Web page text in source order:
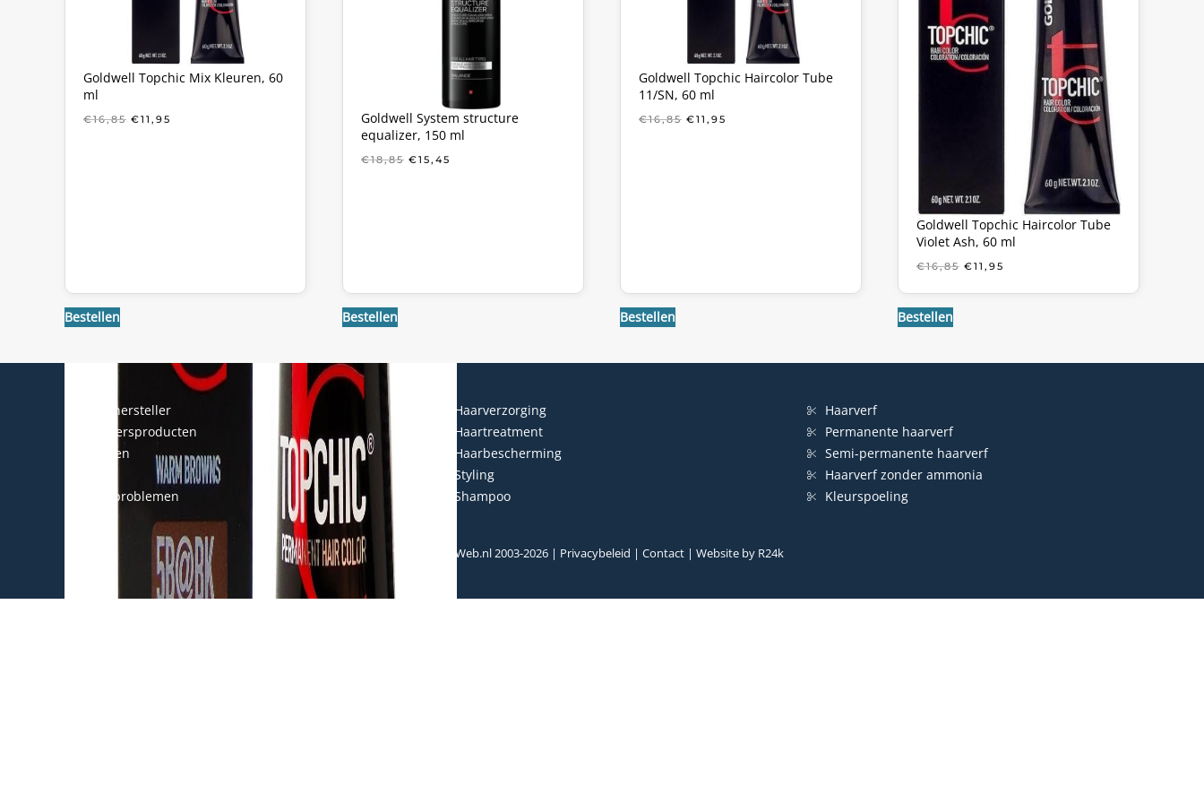
Goldwell Topchic Mix Kleuren, 60
ml
€16,85 OORSPRONKELIJKE
€11,95
Bestellen
Goldwell System structure
equalizer, 150 ml
€18,85 OORSPRONKELIJKE
€15,45
Bestellen
Goldwell Topchic Haircolor Tube
11/SN, 60 ml
€16,85 OORSPRONKELIJKE
€11,95
Bestellen
Goldwell Topchic Haircolor Tube
Violet Ash, 60 ml
€16,85 OORSPRONKELIJKE
WAS:
€11,95
IS:
Bestellen
Haarhersteller
Kappersproducten
Merken
Haarproblemen
Haarverzorging
Haartreatment
Haarbescherming
Styling
Shampoo
Haarverf
Permanente haarverf
Semi-permanente haarverf
Haarverf zonder ammonia
Kleurspoeling
© HairWeb.nl 2003-2026 | Privacybeleid | Contact | Website by R24k